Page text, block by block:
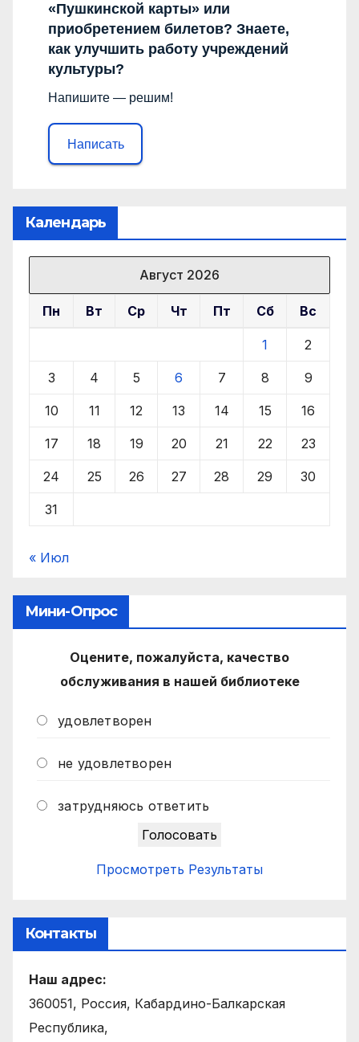
«Пушкинской карты» или
приобретением билетов? Знаете,
как улучшить работу учреждений
культуры?
Напишите — решим!
Написать
Календарь
Август 2026
Пн Вт Ср Чт Пт Сб Вс
1 2
3 4 5 6 7 8 9
10 11 12 13 14 15 16
17 18 19 20 21 22 23
24 25 26 27 28 29 30
31
« Июл
Мини-Опрос
Оцените, пожалуйста, качество
обслуживания в нашей библиотеке
удовлетворен
не удовлетворен
затрудняюсь ответить
Просмотреть Результаты
Контакты
Наш адрес:
360051, Россия, Кабардино-Балкарская
Республика,